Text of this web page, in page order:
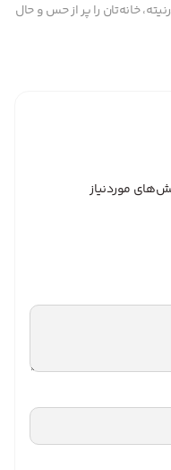
خانه‌تان را پر از حس و حال
موردنیاز